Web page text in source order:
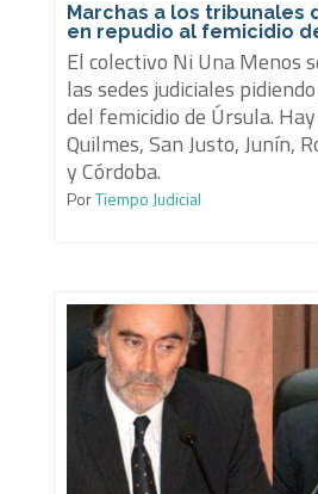
Marchas a los tribunales
en repudio al femicidio
El colectivo Ni Una Menos
las sedes judiciales
del femicidio de Úrsula.
Quilmes, San Justo, Junín,
y Córdoba.
PorTiempo Judicial